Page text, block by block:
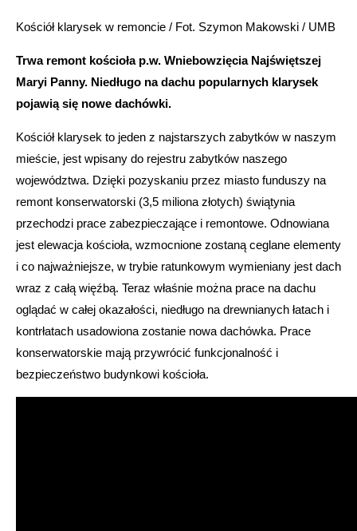
Kościół klarysek w remoncie / Fot. Szymon Makowski / UMB
Trwa remont kościoła p.w. Wniebowzięcia Najświętszej
Maryi Panny. Niedługo na dachu popularnych klarysek
pojawią się nowe dachówki.
Kościół klarysek to jeden z najstarszych zabytków w naszym
mieście, jest wpisany do rejestru zabytków naszego
województwa. Dzięki pozyskaniu przez miasto funduszy na
remont konserwatorski (3,5 miliona złotych) świątynia
przechodzi prace zabezpieczające i remontowe. Odnowiana
jest elewacja kościoła, wzmocnione zostaną ceglane elementy
i co najważniejsze, w trybie ratunkowym wymieniany jest dach
wraz z całą więźbą. Teraz właśnie można prace na dachu
oglądać w całej okazałości, niedługo na drewnianych łatach i
kontrłatach usadowiona zostanie nowa dachówka. Prace
konserwatorskie mają przywrócić funkcjonalność i
bezpieczeństwo budynkowi kościoła.